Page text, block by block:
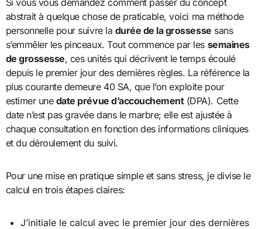
abstrait à quelque chose de praticable, voici ma méthode
personnelle pour suivre la durée de la grossesse sans
s’emmêler les pinceaux. Tout commence par les semaines
de grossesse, ces unités qui décrivent le temps écoulé
depuis le premier jour des dernières règles. La référence la
plus courante demeure 40 SA, que l’on exploite pour
estimer une date prévue d’accouchement(DPA). Cette
date n’est pas gravée dans le marbre; elle est ajustée à
chaque consultation en fonction des informations cliniques
et du déroulement du suivi.
Pour une mise en pratique simple et sans stress, je divise le
calcul en trois étapes claires:
J’initiale le calcul avec le premier jour des dernières